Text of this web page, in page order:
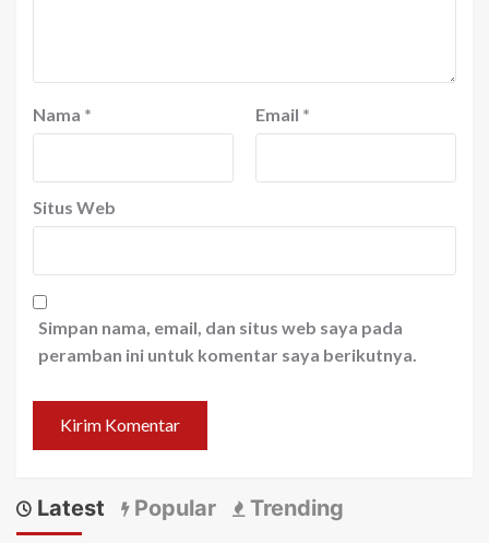
Nama * Email *
Situs Web
Simpan nama, email, dan situs web saya pada
peramban ini untuk komentar saya berikutnya.
Latest Popular Trending